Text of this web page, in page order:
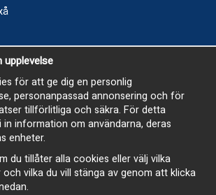
- 15
- 15
Fredag stängt
öppen och paket skickas hela
upplevelse
för att ge dig en personlig
personanpassad annonsering och för
tillförlitliga och säkra. För detta
in information om användarna, deras
enheter.
du tillåter alla cookies eller välj vilka
vilka du vill stänga av genom att klicka